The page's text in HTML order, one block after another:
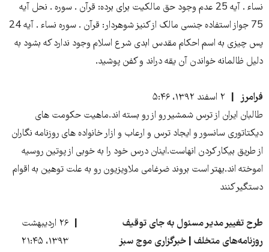
نساء . آیه 25 عدم وجود حق مالکیت برای برده: قرآن . سوره . نحل آیه
75 جواز استفاده جنسی مالک از کنیز شوهردار: قرآن . سوره نساء . آیه 24
پس چیزی به اسم احکام مقدس ابدی شرع اسلام وجود ندارد که بشود به
دلیل ظالمانه خواندن آن یقه دراند و کفن پوشید.
فرامرز
۲ اسفند ۱۳۹۲، ۵:۴۶
طالبان ایران از ترس شمشیر رو از رو بسته اند.ماهیت حکومت های
دیکتاتوری سانسور و ایجاد ترس و ارعاب و ازار خانواده های روزنامه نگاران
از طریق بیکار کردن انهاست.اینان درس خود را به خوبی از پوتین روسیه
اموخته اند.بهتر است بروند ضرغامی ملاویزیون رو به علت توهین به اقوام
دستگیر کنند
طرح تغییر مدیر مسئول به جای توقیف
روزنامه‌های متخلف | خبرگزاری موج سبز
۲۶ اردیبهشت
۱۳۹۳، ۲۱:۴۵